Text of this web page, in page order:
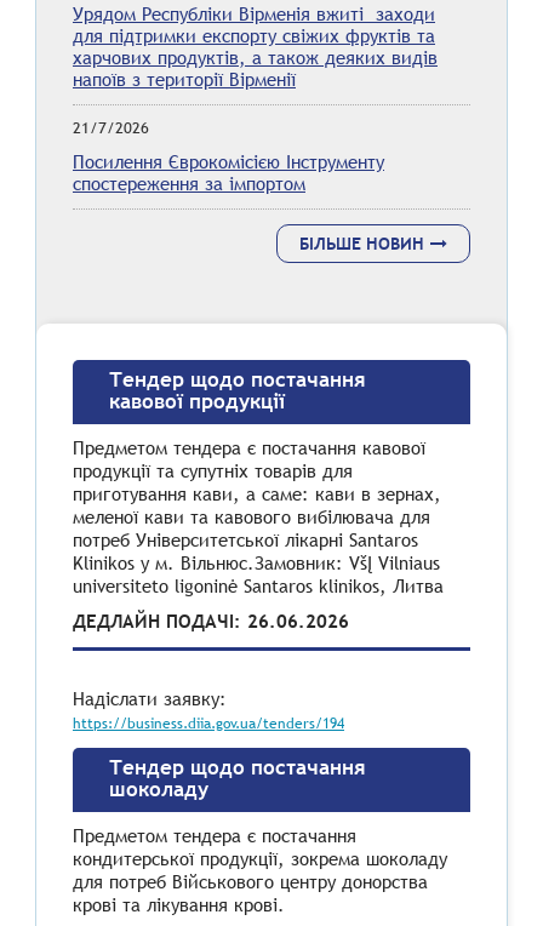
Урядом Республіки Вірменія вжиті заходи
для підтримки експорту свіжих фруктів та
харчових продуктів, а також деяких видів
напоїв з території Вірменії
21/7/2026
Посилення Єврокомісією Інструменту
спостереження за імпортом
БІЛЬШЕ НОВИН
Тендер щодо постачання
кавової продукції
Предметом тендера є постачання кавової
продукції та супутніх товарів для
приготування кави, а саме: кави в зернах,
меленої кави та кавового вибілювача для
потреб Університетської лікарні Santaros
Klinikos у м. Вільнюс.Замовник: VšĮ Vilniaus
universiteto ligoninė Santaros klinikos, Литва
ДЕДЛАЙН ПОДАЧІ: 26.06.2026
Надіслати заявку:
https://business.diia.gov.ua/tenders/194
Тендер щодо постачання
шоколаду
Предметом тендера є постачання
кондитерської продукції, зокрема шоколаду
для потреб Військового центру донорства
крові та лікування крові.